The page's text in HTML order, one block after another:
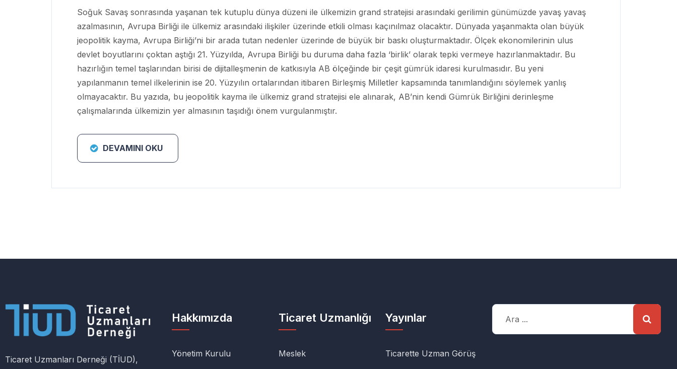
Soğuk Savaş sonrasında yaşanan tek kutuplu dünya düzeni ile ülkemizin grand stratejisi arasındaki gerilimin günümüzde yavaş yavaş
azalmasının, Avrupa Birliği ile ülkemiz arasındaki ilişkiler üzerinde etkili olması kaçınılmaz olacaktır. Dünyada yaşanmakta olan büyük
jeopolitik kayma, Avrupa Birliği’ni bir arada tutan nedenler üzerinde de büyük bir baskı oluşturmaktadır. Ölçek ekonomilerinin ulus
devlet boyutlarını çoktan aştığı 21. Yüzyılda, Avrupa Birliği bu duruma daha fazla ‘birlik’ olarak tepki vermeye hazırlanmaktadır. Bu
hazırlığın temel taşlarından birisi de dijitalleşmenin de katkısıyla AB ölçeğinde bir çeşit gümrük idaresi kurulmasıdır. Bu yeni
yapılanmanın temel ilkelerinin ise 20. Yüzyılın ortalarından itibaren Birleşmiş Milletler kapsamında tanımlandığını söylemek yanlış
olmayacaktır. Bu yazıda, bu jeopolitik kayma ile ülkemiz grand stratejisi ele alınarak, AB’nin kendi Gümrük Birliğini derinleşme
çalışmalarında ülkemizin yer almasının taşıdığı önem vurgulanmıştır.
DEVAMINI OKU
Ticaret Uzmanları Derneği (TİUD),
Hakkımızda
Yönetim Kurulu
Ticaret Uzmanlığı
Meslek
Yayınlar
Ticarette Uzman Görüş